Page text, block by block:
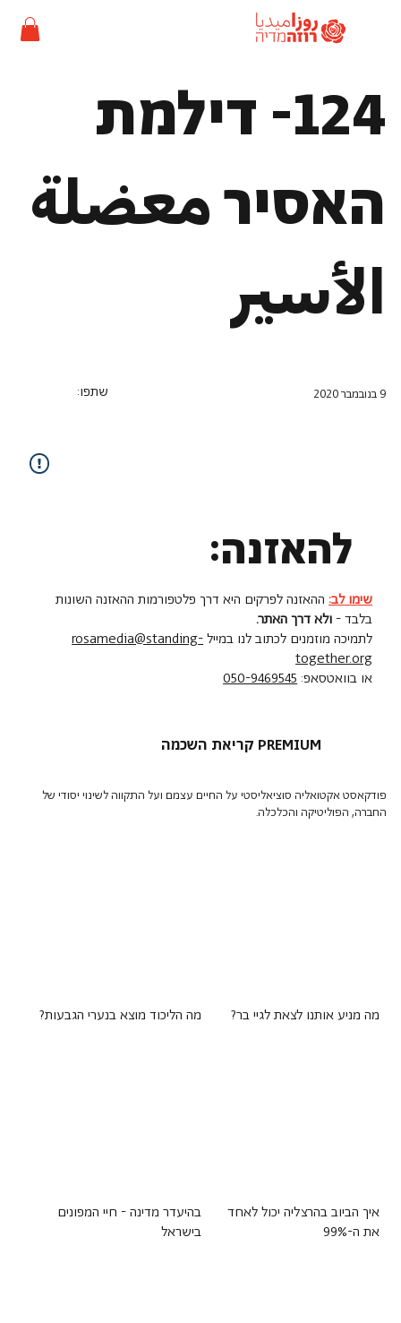
124- דילמת
האסיר معضلة
الأسير
שתפו: 9 בנובמבר 2020
להאזנה:
שימו לב: ההאזנה לפרקים היא דרך פלטפורמות ההאזנה השונות
בלבד - ולא דרך האתר.
לתמיכה מוזמנים לכתוב לנו במיילrosamedia@standing-
together.org
או בוואטסאפ: 050-9469545
קריאת השכמה PREMIUM
פודקאסט אקטואליה סוציאליסטי על החיים עצמם ועל התקווה לשינוי יסודי של
החברה, הפוליטיקה והכלכלה.
מה מניע אותנו לצאת לגיי בר? מה הליכוד מוצא בנערי הגבעות?
איך הביוב בהרצליה יכול לאחד
את ה-99%
בהיעדר מדינה - חיי המפונים
בישראל